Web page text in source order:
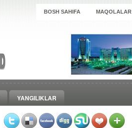
BOSH SAHIFA MAQOLALAR
YANGILIKLAR